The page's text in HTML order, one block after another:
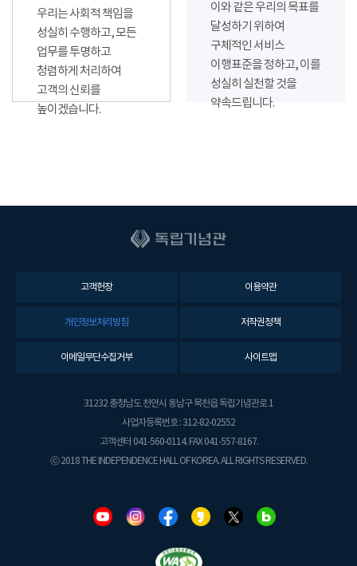
우리는 사회적 책임을
성실히 수행하고, 모든
업무를 투명하고
청렴하게 처리하여
고객의 신뢰를
높이겠습니다.
이와 같은 우리의 목표를
달성하기 위하여
구체적인 서비스
이행표준을 정하고, 이를
성실히 실천할 것을
약속드립니다.
고객헌장 이용약관
개인정보처리방침 저작권정책
이메일무단수집거부 사이트맵
31232 충청남도 천안시 동남구 목천읍 독립기념관로 1
사업자등록번호 : 312-82-02552
고객센터 041-560-0114. FAX 041-557-8167.
ⓒ 2018 THE INDEPENDENCE HALL OF KOREA. ALL RIGHTS RESERVED.